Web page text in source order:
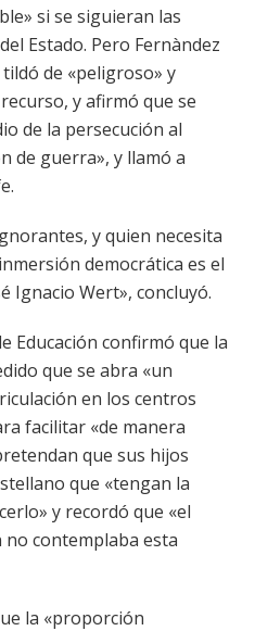
si se siguieran las
Estado. Pero Fernàndez
de «peligroso» y
y afirmó que se
de la persecución al
de guerra», y llamó a
y quien necesita
democrática es el
Ignacio Wert», concluyó.
Educación confirmó que la
que se abra «un
en los centros
facilitar «de manera
que sus hijos
que «tengan la
y recordó que «el
contemplaba esta
la «proporción